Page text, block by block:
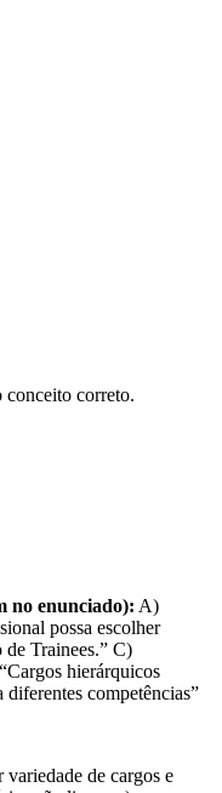
conceito correto.
no enunciado): A)
possa escolher
Trainees.” C)
hierárquicos
competências”
de cargos e